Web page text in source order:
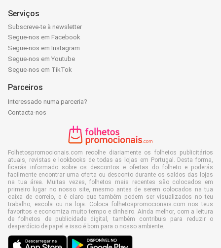
Serviços
Subscreve-te à newsletter
Segue-nos em Facebook
Segue-nos em Instagram
Segue-nos em Youtube
Segue-nos em TikTok
Parceiros
Interessado numa parceria?
Contacta-nos
Folhetospromocionais.com recolhe diariamente os folhetos publicitários
atuais, revistas e lookbooks de todas as lojas em Portugal. Desta forma,
ficarás informado sobre os descontos e ofertas do folheto e poderás
facilmente encontrar uma oferta ou desconto durante os saldos das lojas
na tua área. Muitas vezes, folhetos mais recentes são colocados em
primeiro lugar no nosso site, mesmo antes de serem colocados na tua
caixa de correio, e é claro que também podem ser visualizados no teu
trabalho, escola ou na loja. Coloca folhetospromocionais.com nos teus
favoritos e economiza muito tempo e dinheiro. Ainda melhor, com a leitura
de folhetos de publicidade digital, também contribuis para reduzir o
desperdício de papel e isso é bom para o nosso ambiente.